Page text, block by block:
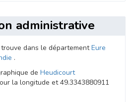
administrative
dans le départementEure
.
de Heudicourt
la longitude et 49.3343880911